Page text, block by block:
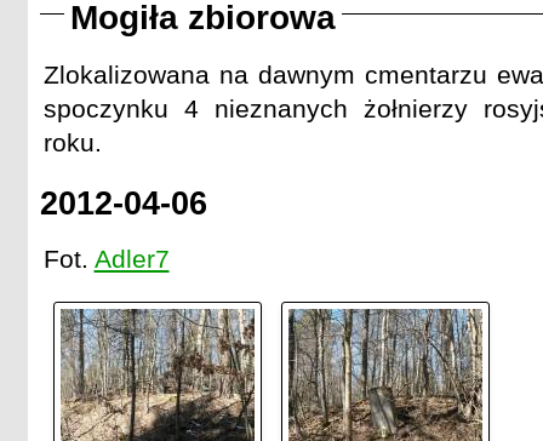
Mogiła zbiorowa
Zlokalizowana na dawnym cmentarzu
spoczynku 4 nieznanych żołnierzy
roku.
2012-04-06
Fot. Adler7